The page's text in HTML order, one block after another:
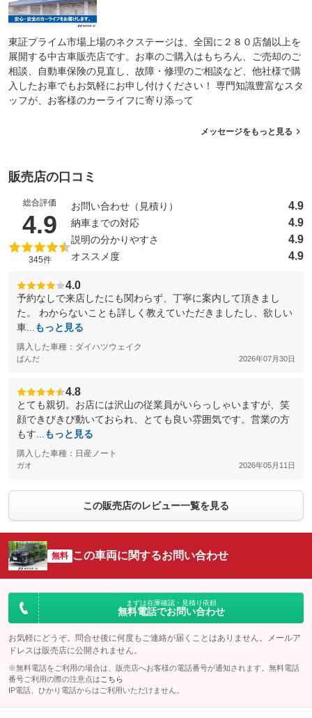
東証プライム市場上場のネクステージは、全国に２８０店舗以上を
展開する中古車販売店です。お車のご購入はもちろん、ご売却のご
相談、自動車保険の見直し、故障・修理のご相談など、他社様で購
入したお車でもお気軽にお申し付けください！ 専門知識豊富なスタ
ッフが、お客様のカーライフに寄り添って
メッセージをもっと見る
販売店の口コミ
総合評価
4.9 （5点満点中）
345件
お問い合わせ（見積り） 4.9
納車までの対応 4.9
説明の分かりやすさ 4.9
オススメ度 4.9
4.0
予約なしで来店したにも関わらず、丁寧に案内して頂きまし
た。 わからないことも詳しく教えていただきましたし、欲しい
車...
もっと見る
購入した車種：ダイハツウェイク
ぱんだ 2026年07月30日
4.8
とても親切。お店には沢山の従業員がいらっしゃいますが、笑
顔できびきび動いておられ、とても良い雰囲気です。営業の方
もす...
もっと見る
購入した車種：日産ノート
ガオ 2026年05月11日
この販売店のレビュー一覧を見る
無料 この車両に関するお問い合わせ
まずは在庫確認・見積り依頼
無料電話でお問い合わせ
お気軽にどうぞ。問合せ後に何度もご連絡が届くことはありません。メールア
ドレスは販売店に公開されません。
※無料電話をご利用の場合は、販売店へお客様の電話番号が通知されます。無料電話
番号ご利用の際の注意点は こちら
IP電話、ひかり電話からはご利用いただけません。